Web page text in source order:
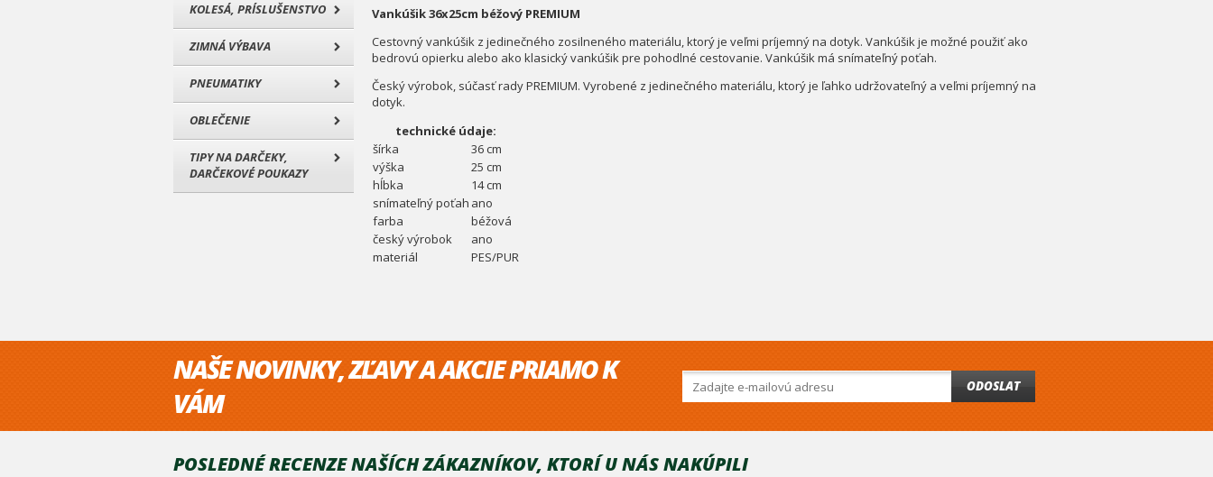
KOLESÁ, PRÍSLUŠENSTVO
ZIMNÁ VÝBAVA
PNEUMATIKY
OBLEČENIE
TIPY NA DARČEKY,
DARČEKOVÉ POUKAZY
Vankúšik 36x25cm béžový PREMIUM
Cestovný vankúšik z jedinečného zosilneného materiálu, ktorý je veľmi príjemný na dotyk. Vankúšik je možné použiť ako
bedrovú opierku alebo ako klasický vankúšik pre pohodlné cestovanie. Vankúšik má snímateľný poťah.
Český výrobok, súčasť rady PREMIUM. Vyrobené z jedinečného materiálu, ktorý je ľahko udržovateľný a veľmi príjemný na
dotyk.
technické údaje:
šírka
36 cm
výška
25 cm
hĺbka
14 cm
snímateľný poťah ano
farba
béžová
český výrobok
ano
materiál
PES/PUR
NAŠE NOVINKY, ZĽAVY A AKCIE PRIAMO K
VÁM
ODOSLAT
POSLEDNÉ RECENZE NAŠÍCH ZÁKAZNÍKOV, KTORÍ U NÁS NAKÚPILI